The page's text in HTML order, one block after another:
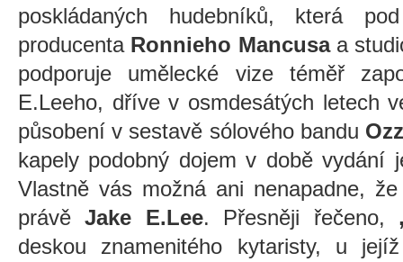
poskládaných hudebníků, která
producenta Ronnieho Mancusaa
podporuje umělecké vize téměř
E.Leeho, dříve v osmdesátých letech
působení v sestavě sólového bandu
kapely podobný dojem v době vydání
Vlastně vás možná ani nenapadne,
právěJake E.Lee. Přesněji řečeno,
deskou znamenitého kytaristy, u